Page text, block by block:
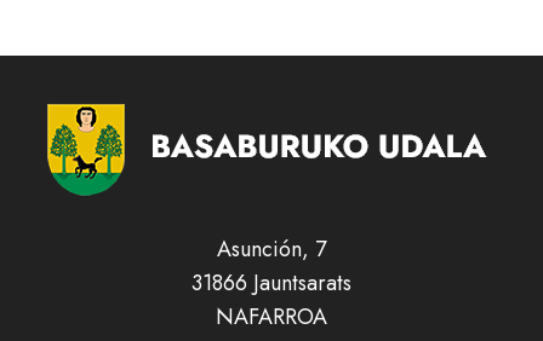
Asunción, 7
31866 Jauntsarats
NAFARROA